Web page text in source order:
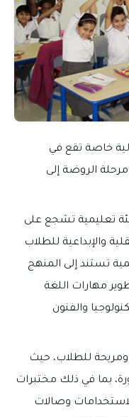
خاصة تقع في
الروضة إلى
تعليمية تشجع على
والإبداعية للطلاب
تستند إلى المنهج
مهارات اللغة
والفنون
ومريحة للطلاب، حيث
بما في ذلك مختبرات
وصالات